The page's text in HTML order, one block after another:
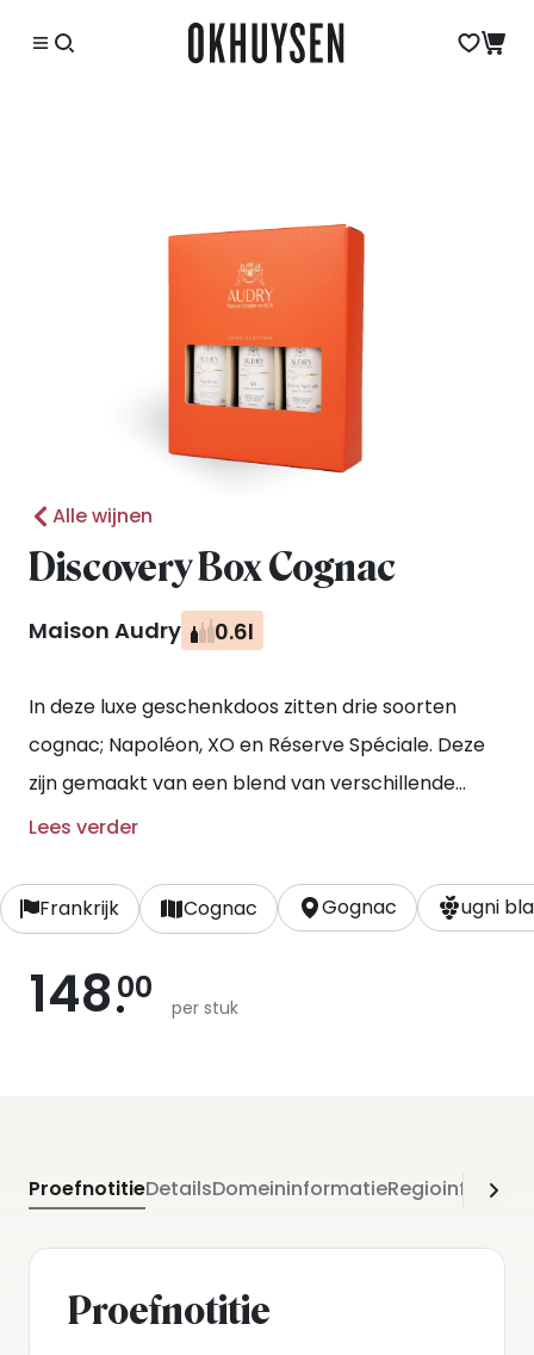
Alle wijnen
Discovery Box Cognac
Maison Audry 0.6l
In deze luxe geschenkdoos zitten drie soorten
cognac; Napoléon, XO en Réserve Spéciale. Deze
zijn gemaakt van een blend van verschillende
eaux-de-vie, een sterke drank gemaakt van witte
rijping vindt plaats in nieuwe eikenhouten vaten
om de natuurlijke aroma’s te behouden, hierna
rijpt de cognac verder in oude vaten. Deze cognac
bevat geen toevoegingen, wordt licht gefilterd en
Lees verder
Frankrijk Cognac Gognac ugni
148 00
per stuk
ProefnotitieDetailsDomeininformatie
Proefnotitie